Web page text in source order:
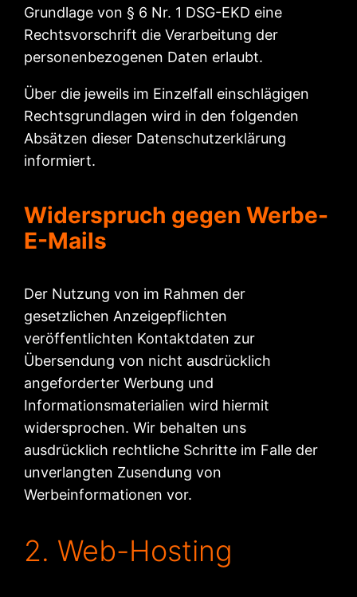
Grundlage von § 6 Nr. 1 DSG-EKD eine
Rechtsvorschrift die Verarbeitung der
personenbezogenen Daten erlaubt.
Über die jeweils im Einzelfall einschlägigen
Rechtsgrundlagen wird in den folgenden
Absätzen dieser Datenschutzerklärung
informiert.
Widerspruch gegen Werbe-
E-Mails
Der Nutzung von im Rahmen der
gesetzlichen Anzeigepflichten
veröffentlichten Kontaktdaten zur
Übersendung von nicht ausdrücklich
angeforderter Werbung und
Informationsmaterialien wird hiermit
widersprochen. Wir behalten uns
ausdrücklich rechtliche Schritte im Falle der
unverlangten Zusendung von
Werbeinformationen vor.
2. Web-Hosting